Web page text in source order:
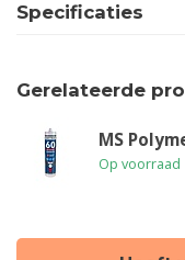
Specificaties
Gerelateerde
MS
Op voorraad